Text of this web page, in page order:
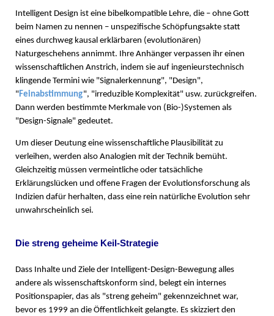
Intelligent Design ist eine bibelkompatible Lehre, die – ohne Gott
beim Namen zu nennen – unspezifische Schöpfungsakte statt
eines durchweg kausal erklärbaren (evolutionären)
Naturgeschehens annimmt. Ihre Anhänger verpassen ihr einen
wissenschaftlichen Anstrich, indem sie auf ingenieurstechnisch
klingende Termini wie "Signalerkennung", "Design",
" Feinabstimmung", "irreduzible Komplexität" usw. zurückgreifen.
Dann werden bestimmte Merkmale von (Bio-)Systemen als
"Design-Signale" gedeutet.
Um dieser Deutung eine wissenschaftliche Plausibilität zu
verleihen, werden also Analogien mit der Technik bemüht.
Gleichzeitig müssen vermeintliche oder tatsächliche
Erklärungslücken und offene Fragen der Evolutionsforschung als
Indizien dafür herhalten, dass eine rein natürliche Evolution sehr
unwahrscheinlich sei.
Die streng geheime Keil-Strategie
Dass Inhalte und Ziele der Intelligent-Design-Bewegung alles
andere als wissenschaftskonform sind, belegt ein internes
Positionspapier, das als "streng geheim" gekennzeichnet war,
bevor es 1999 an die Öffentlichkeit gelangte. Es skizziert den